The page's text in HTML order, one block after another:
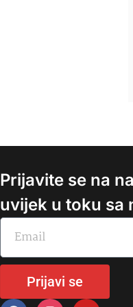
Prijavite se na
uvijek u toku sa
Prijavi se